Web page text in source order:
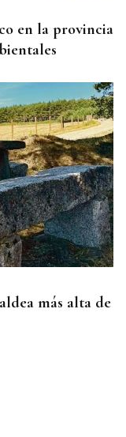
en la provincia
más alta de